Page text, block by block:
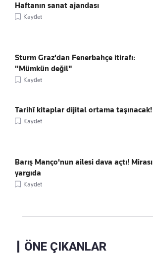
Haftanın sanat ajandası
Kaydet
Sturm Graz'dan Fenerbahçe itirafı:
"Mümkün değil"
Kaydet
Tarihî kitaplar dijital ortama taşınacak!
Kaydet
Barış Manço'nun ailesi dava açtı! Mirası
yargıda
Kaydet
ÖNE ÇIKANLAR